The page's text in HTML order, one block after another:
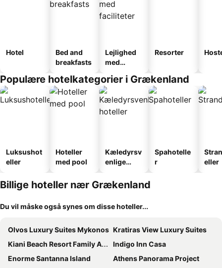
Hotel
Bed and
breakfasts
Lejlighed
med
Resorter
Populære hotelkategorier i Grækenland
Luksushot
eller
Hoteller
med pool
Kæledyrsv
enlige
Spahotelle
r
eller
Billige hoteller nær Grækenland
Du vil måske også synes om disse hoteller...
Olvos Luxury Suites Mykonos Kratiras View Luxury Suites
Kiani Beach Resort Family All-Inclusive
Indigo Inn Casa
Enorme Santanna Island
Athens Panorama Project